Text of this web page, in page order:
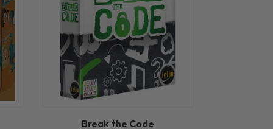
Break the Code